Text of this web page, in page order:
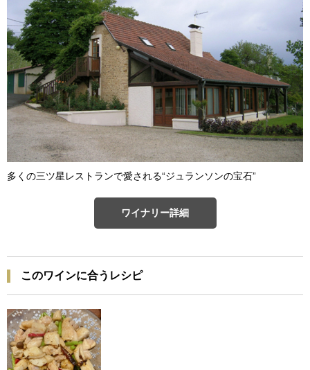
多くの三ツ星レストランで愛される“ジュランソンの宝石”
ワイナリー詳細
このワインに合うレシピ